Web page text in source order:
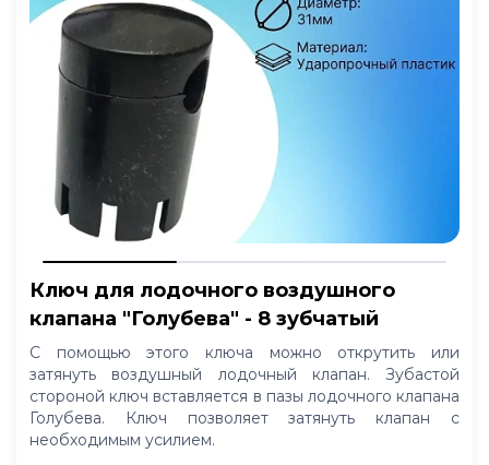
Ключ для лодочного воздушного
клапана "Голубева" - 8 зубчатый
С помощью этого ключа можно открутить или
затянуть воздушный лодочный клапан. Зубастой
стороной ключ вставляется в пазы лодочного клапана
Голубева. Ключ позволяет затянуть клапан с
необходимым усилием.